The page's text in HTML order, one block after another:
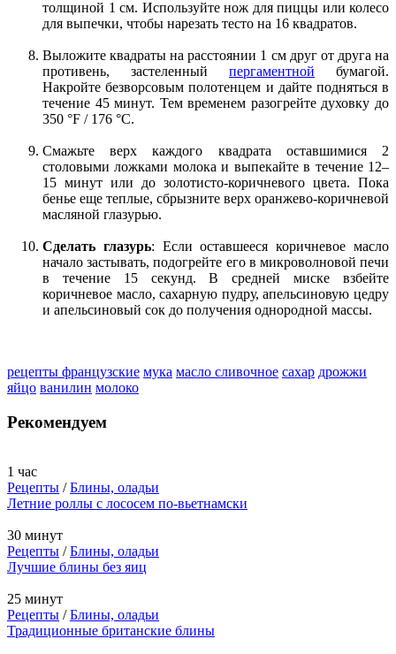
толщиной 1 см. Используйте нож для пиццы или колесо
для выпечки, чтобы нарезать тесто на 16 квадратов.
Выложите квадраты на расстоянии 1 см друг от друга на
противень, застеленный пергаментной бумагой.
Накройте безворсовым полотенцем и дайте подняться в
течение 45 минут. Тем временем разогрейте духовку до
350 °F / 176 °C.
Смажьте верх каждого квадрата оставшимися 2
столовыми ложками молока и выпекайте в течение 12–
15 минут или до золотисто-коричневого цвета. Пока
бенье еще теплые, сбрызните верх оранжево-коричневой
масляной глазурью.
Сделать глазурь: Если оставшееся коричневое масло
начало застывать, подогрейте его в микроволновой печи
в течение 15 секунд. В средней миске взбейте
коричневое масло, сахарную пудру, апельсиновую цедру
и апельсиновый сок до получения однородной массы.
рецепты французские мука масло сливочное сахар дрожжи
яйцо ванилин молоко
Рекомендуем
1 час
Рецепты /Блины, оладьи
Летние роллы с лососем по-вьетнамски
30 минут
Рецепты /Блины, оладьи
Лучшие блины без яиц
25 минут
Рецепты /Блины, оладьи
Традиционные британские блины